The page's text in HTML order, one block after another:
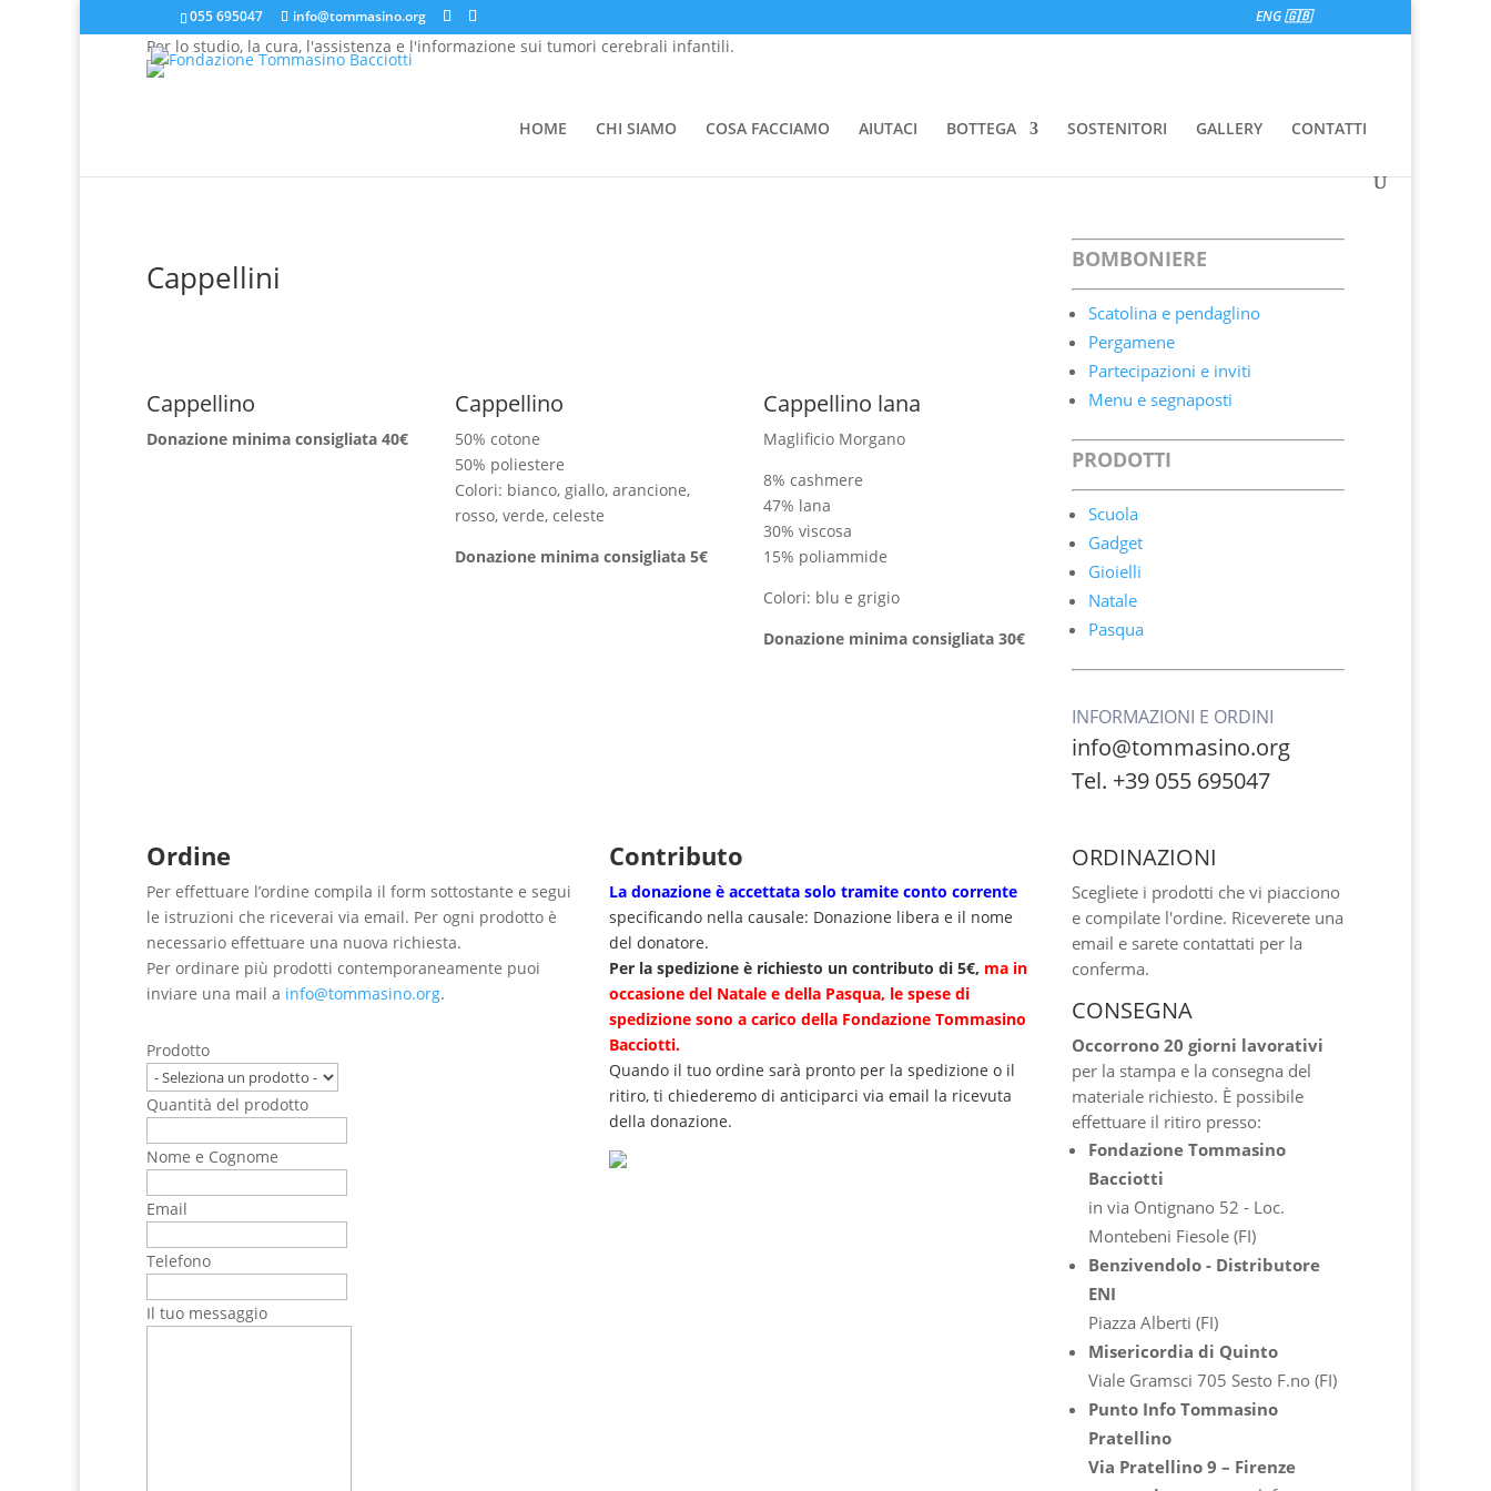
055 695047 info@tommasino.org ENG 🇬🇧
Per lo studio, la cura, l'assistenza e l'informazione sui tumori cerebrali infantili.
HOME CHI SIAMO COSA FACCIAMO AIUTACI BOTTEGA SOSTENITORI GALLERY CONTATTI
Cappellini
Cappellino
Donazione minima consigliata 40€
Cappellino
50% cotone
50% poliestere
Colori: bianco, giallo, arancione,
rosso, verde, celeste
Donazione minima consigliata 5€
Cappellino lana
Maglificio Morgano
8% cashmere
47% lana
30% viscosa
15% poliammide
Colori: blu e grigio
Donazione minima consigliata 30€
Ordine
Per effettuare l’ordine compila il form sottostante e segui
le istruzioni che riceverai via email. Per ogni prodotto è
necessario effettuare una nuova richiesta.
Per ordinare più prodotti contemporaneamente puoi
inviare una mail a info@tommasino.org.
Prodotto
Quantità del prodotto
Nome e Cognome
Email
Telefono
Il tuo messaggio
Contributo
La donazione è accettata solo tramite conto corrente
specificando nella causale: Donazione libera e il nome
del donatore.
Per la spedizione è richiesto un contributo di 5€, ma in
occasione del Natale e della Pasqua, le spese di
spedizione sono a carico della Fondazione Tommasino
Bacciotti.
Quando il tuo ordine sarà pronto per la spedizione o il
ritiro, ti chiederemo di anticiparci via email la ricevuta
della donazione.
BOMBONIERE
Scatolina e pendaglino
Pergamene
Partecipazioni e inviti
Menu e segnaposti
PRODOTTI
Scuola
Gadget
Gioielli
Natale
Pasqua
INFORMAZIONI E ORDINI
info@tommasino.org
Tel. +39 055 695047
ORDINAZIONI
Scegliete i prodotti che vi piacciono
e compilate l'ordine. Riceverete una
email e sarete contattati per la
conferma.
CONSEGNA
Occorrono 20 giorni lavorativi
per la stampa e la consegna del
materiale richiesto. È possibile
effettuare il ritiro presso:
Fondazione Tommasino
Bacciotti
in via Ontignano 52 - Loc.
Montebeni Fiesole (FI)
Benzivendolo - Distributore
ENI
Piazza Alberti (FI)
Misericordia di Quinto
Viale Gramsci 705 Sesto F.no (FI)
Punto Info Tommasino
Pratellino
Via Pratellino 9 – Firenze